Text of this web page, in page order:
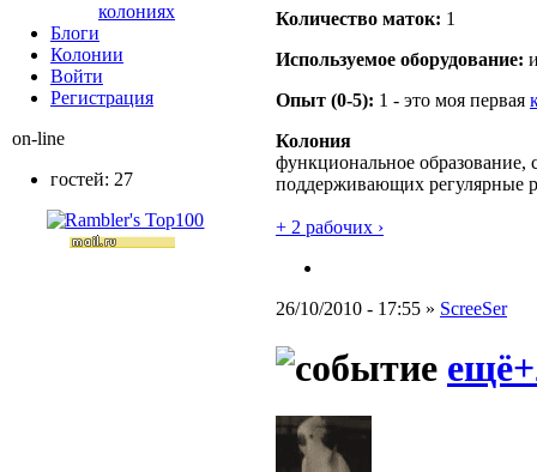
Количество маток: 1
Используемое оборудование:
Опыт (0-5): 1 - это моя первая
Колония
функциональное образование,
поддерживающих регулярные
+ 2 рабочих ›
26/10/2010 - 17:55 » ScreeSer
колониях
Блоги
Колонии
Войти
Peгиcтpaция
on-line
гостей: 27